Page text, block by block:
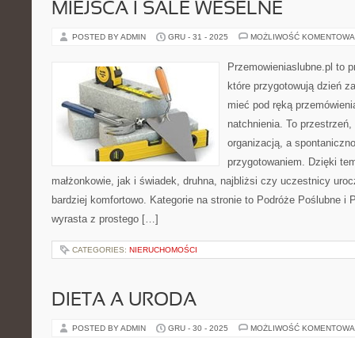
MIEJSCA I SALE WESELNE
POSTED BY ADMIN GRU - 31 - 2025 MOŻLIWOŚĆ
Przemowieniaslubne.pl to
które przygotowują dzień
mieć pod ręką
natchnienia. To
organizacją, a
przygotowaniem. Dzięki
małżonkowie, jak i świadek, druhna, najbliżsi czy uczestnicy
bardziej komfortowo. Kategorie na stronie to Podróże Poślubne i
wyrasta z prostego […]
CATEGORIES: NIERUCHOMOŚCI
DIETA A URODA
POSTED BY ADMIN GRU - 30 - 2025 MOŻLIWOŚĆ